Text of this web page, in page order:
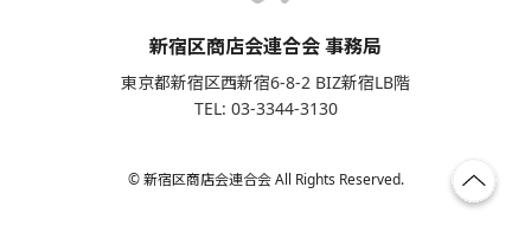
新宿区商店会連合会 事務局
東京都新宿区西新宿6-8-2 BIZ新宿LB階
TEL: 03-3344-3130
© 新宿区商店会連合会 All Rights Reserved.